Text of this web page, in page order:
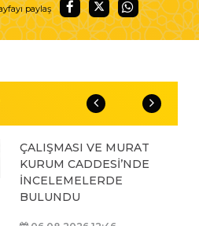
paylaş
ÖĞRENCİLERİN
HEYECANINI PAYLAŞTI
BAŞKAN ALTAY, KEÇİLİ
ÇALIŞMASI VE MURAT
KURUM CADDESİ’NDE
İNCELEMELERDE
BULUNDU